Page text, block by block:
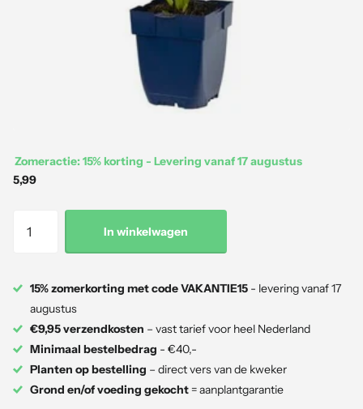
Zomeractie: 15% korting - Levering vanaf 17 augustus
5,99
In winkelwagen
15% zomerkorting met code VAKANTIE15 - levering vanaf 17
augustus
€9,95 verzendkosten – vast tarief voor heel Nederland
Minimaal bestelbedrag - €40,-
Planten op bestelling – direct vers van de kweker
Grond en/of voeding gekocht= aanplantgarantie